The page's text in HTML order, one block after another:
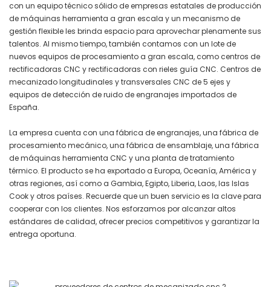
con un equipo técnico sólido de empresas estatales de producción
de máquinas herramienta a gran escala y un mecanismo de
gestión flexible les brinda espacio para aprovechar plenamente sus
talentos. Al mismo tiempo, también contamos con un lote de
nuevos equipos de procesamiento a gran escala, como centros de
rectificadoras CNC y rectificadoras con rieles guía CNC. Centros de
mecanizado longitudinales y transversales CNC de 5 ejes y
equipos de detección de ruido de engranajes importados de
España.
La empresa cuenta con una fábrica de engranajes, una fábrica de
procesamiento mecánico, una fábrica de ensamblaje, una fábrica
de máquinas herramienta CNC y una planta de tratamiento
térmico. El producto se ha exportado a Europa, Oceanía, América y
otras regiones, así como a Gambia, Egipto, Liberia, Laos, las Islas
Cook y otros países. Recuerde que un buen servicio es la clave para
cooperar con los clientes. Nos esforzamos por alcanzar altos
estándares de calidad, ofrecer precios competitivos y garantizar la
entrega oportuna.